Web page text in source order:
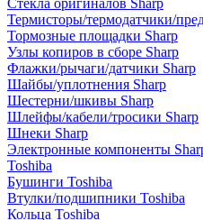
Стекла оригиналов Sharp
Термисторы/термодатчики/
Тормозные площадки Sharp
Узлы копиров в сборе Sharp
Флажки/рычаги/датчики Sharp
Шайбы/уплотнения Sharp
Шестерни/шкивы Sharp
Шлейфы/кабели/тросики Sharp
Шнеки Sharp
Электронные компоненты
Toshiba
Бушинги Toshiba
Втулки/подшипники Toshiba
Кольца Toshiba